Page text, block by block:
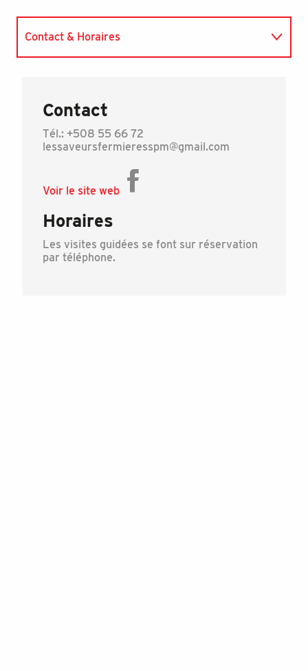
Contact & Horaires
Contact
Tél.: +508 55 66 72
lessaveursfermieresspm@gmail.com
Voir le site web
Horaires
Les visites guidées se font sur réservation
par téléphone.